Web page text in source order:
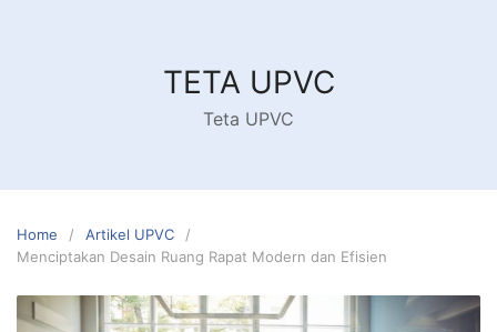
TETA UPVC
Teta UPVC
Home
Artikel UPVC
Menciptakan Desain Ruang Rapat Modern dan Efisien